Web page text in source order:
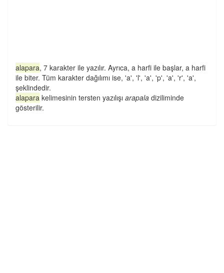
alapara, 7 karakter ile yazılır. Ayrıca, a harfi ile başlar, a harfi
ile biter. Tüm karakter dağılımı ise, 'a', 'l', 'a', 'p', 'a', 'r', 'a',
şeklindedir.
alapara kelimesinin tersten yazılışı arapala diziliminde
gösterilir.